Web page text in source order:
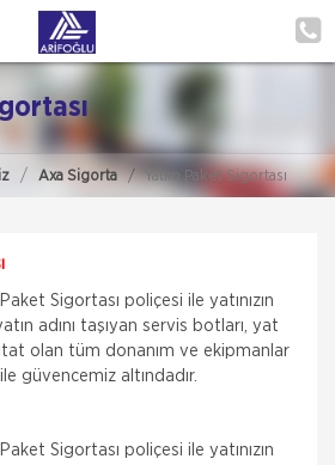
Axa Sigorta Yatım Paket Sigortası
Sigortası poliçesi ile yatınızın
adını taşıyan servis botları, yat
olan tüm donanım ve ekipmanlar
güvencemiz altındadır.
Sigortası poliçesi ile yatınızın